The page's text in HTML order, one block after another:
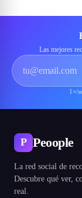
Las mejores
1×/
P Peoople
La red social de
Descubre qué ver,
real.